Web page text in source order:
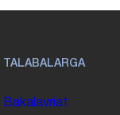
TALABALARGA
Bakalavriat